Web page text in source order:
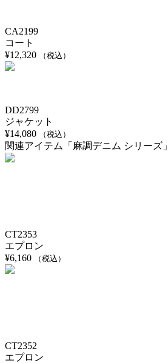
CA2199
コート
¥12,320 （税込）
DD2799
ジャケット
¥14,080 （税込）
関連アイテム「麻調デニム シリーズ」
CT2353
エプロン
¥6,160 （税込）
CT2352
エプロン